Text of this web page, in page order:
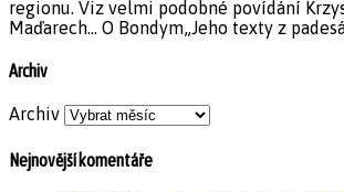
regionu. Viz velmi podobné povídání
Maďarech... O Bondym„Jeho texty z
Archiv
Archiv
Nejnovější komentáře